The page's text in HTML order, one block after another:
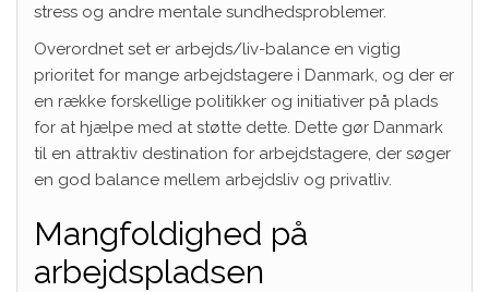
stress og andre mentale sundhedsproblemer.
Overordnet set er arbejds/liv-balance en vigtig
prioritet for mange arbejdstagere i Danmark, og der er
en række forskellige politikker og initiativer på plads
for at hjælpe med at støtte dette. Dette gør Danmark
til en attraktiv destination for arbejdstagere, der søger
en god balance mellem arbejdsliv og privatliv.
Mangfoldighed på
arbejdspladsen